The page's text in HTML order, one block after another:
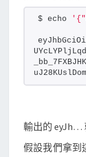
$ echo
輸出的 eyJh…
假設我們拿到